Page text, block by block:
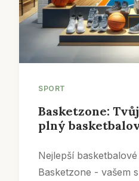
SPORT
Basketzone:
plný
Nejlepší
Basketzone - vašem